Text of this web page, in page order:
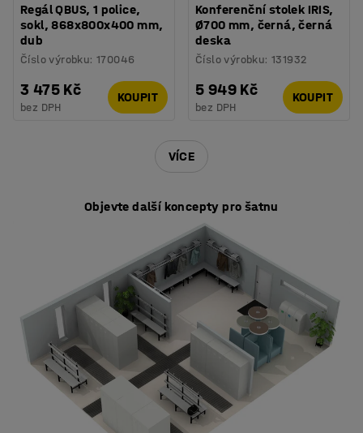
Regál QBUS, 1 police,
sokl, 868x800x400 mm,
dub
Číslo výrobku:170046
3 475 Kč
bez DPH
KOUPIT
Konferenční stolek IRIS,
Ø700 mm, černá, černá
deska
Číslo výrobku:131932
5 949 Kč
bez DPH
KOUPIT
VÍCE
Objevte další koncepty pro šatnu